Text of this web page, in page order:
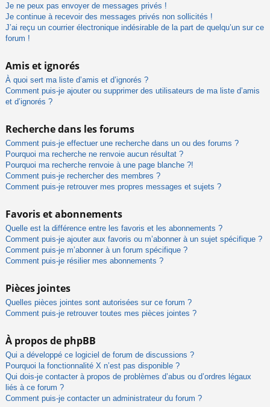
Je ne peux pas envoyer de messages privés !
Je continue à recevoir des messages privés non sollicités !
J’ai reçu un courrier électronique indésirable de la part de quelqu’un sur ce
forum !
Amis et ignorés
À quoi sert ma liste d’amis et d’ignorés ?
Comment puis-je ajouter ou supprimer des utilisateurs de ma liste d’amis
et d’ignorés ?
Recherche dans les forums
Comment puis-je effectuer une recherche dans un ou des forums ?
Pourquoi ma recherche ne renvoie aucun résultat ?
Pourquoi ma recherche renvoie à une page blanche ?!
Comment puis-je rechercher des membres ?
Comment puis-je retrouver mes propres messages et sujets ?
Favoris et abonnements
Quelle est la différence entre les favoris et les abonnements ?
Comment puis-je ajouter aux favoris ou m’abonner à un sujet spécifique ?
Comment puis-je m’abonner à un forum spécifique ?
Comment puis-je résilier mes abonnements ?
Pièces jointes
Quelles pièces jointes sont autorisées sur ce forum ?
Comment puis-je retrouver toutes mes pièces jointes ?
À propos de phpBB
Qui a développé ce logiciel de forum de discussions ?
Pourquoi la fonctionnalité X n’est pas disponible ?
Qui dois-je contacter à propos de problèmes d’abus ou d’ordres légaux
liés à ce forum ?
Comment puis-je contacter un administrateur du forum ?